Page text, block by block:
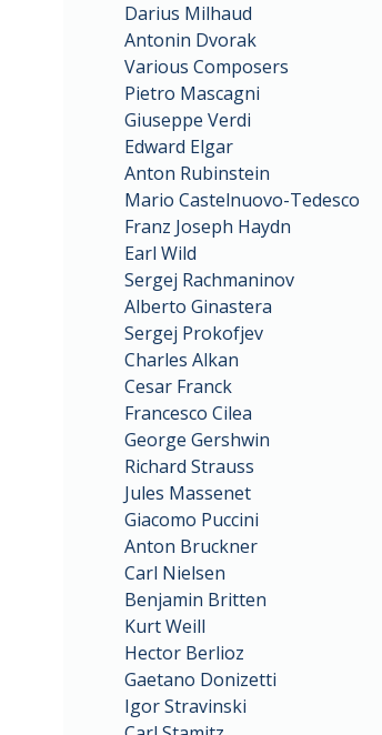
Darius Milhaud
Antonin Dvorak
Various Composers
Pietro Mascagni
Giuseppe Verdi
Edward Elgar
Anton Rubinstein
Mario Castelnuovo-Tedesco
Franz Joseph Haydn
Earl Wild
Sergej Rachmaninov
Alberto Ginastera
Sergej Prokofjev
Charles Alkan
Cesar Franck
Francesco Cilea
George Gershwin
Richard Strauss
Jules Massenet
Giacomo Puccini
Anton Bruckner
Carl Nielsen
Benjamin Britten
Kurt Weill
Hector Berlioz
Gaetano Donizetti
Igor Stravinski